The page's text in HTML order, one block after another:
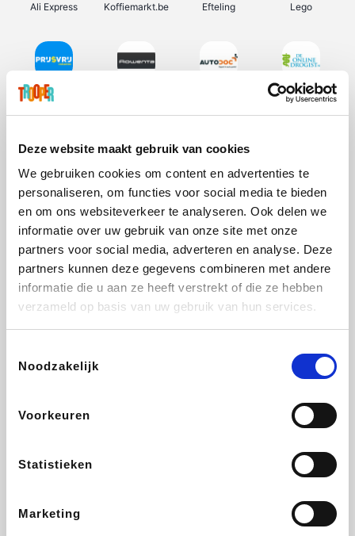
Deze website maakt gebruik van cookies
We gebruiken cookies om content en advertenties te
personaliseren, om functies voor social media te bieden
en om ons websiteverkeer te analyseren. Ook delen we
informatie over uw gebruik van onze site met onze
partners voor social media, adverteren en analyse. Deze
partners kunnen deze gegevens combineren met andere
informatie die u aan ze heeft verstrekt of die ze hebben
verzameld op basis van uw gebruik van hun services.
Noodzakelijk
Voorkeuren
Statistieken
Marketing
Ali Express Koffiemarkt.be Efteling Lego
Prijsvrij De Online Drogist
Vidaxl Lampenlicht.be Adidas Hotels.com
DectDirect
Brussels Airlines
ZEB Get Your Guide